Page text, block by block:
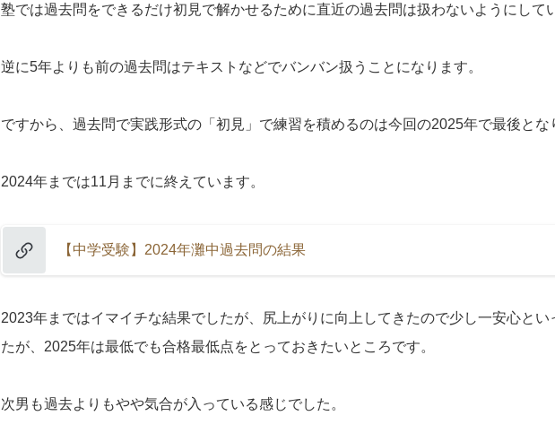
塾では過去問をできるだけ初見で解かせるために直近の過去問は扱わないようにして
逆に5年よりも前の過去問はテキストなどでバンバン扱うことになります。
ですから、過去問で実践形式の「初見」で練習を積めるのは今回の2025年で最後とな
2024年までは11月までに終えています。
【中学受験】2024年灘中過去問の結果
2023年まではイマイチな結果でしたが、尻上がりに向上してきたので少し一安心と
たが、2025年は最低でも合格最低点をとっておきたいところです。
次男も過去よりもやや気合が入っている感じでした。